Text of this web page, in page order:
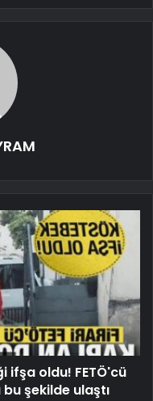
ifşa oldu! FETÖ'cü
şekilde ulaştı